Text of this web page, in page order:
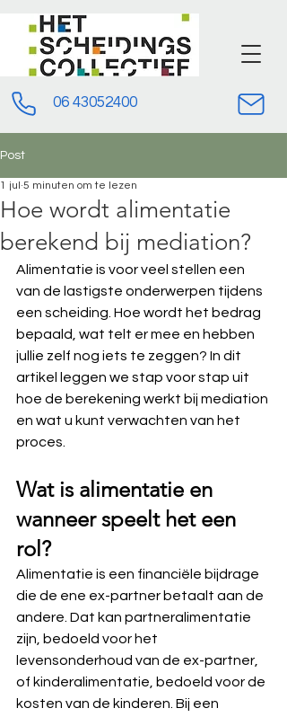
06 43052400
Post
Hoe wordt alimentatie
berekend bij mediation?
1 jul 5 minuten om te lezen
Alimentatie is voor veel stellen een
van de lastigste onderwerpen tijdens
een scheiding. Hoe wordt het bedrag
bepaald, wat telt er mee en hebben
jullie zelf nog iets te zeggen? In dit
artikel leggen we stap voor stap uit
hoe de berekening werkt bij mediation
en wat u kunt verwachten van het
proces.
Wat is alimentatie en
wanneer speelt het een
rol?
Alimentatie is een financiële bijdrage
die de ene ex-partner betaalt aan de
andere. Dat kan partneralimentatie
zijn, bedoeld voor het
levensonderhoud van de ex-partner,
of kinderalimentatie, bedoeld voor de
kosten van de kinderen. Bij een